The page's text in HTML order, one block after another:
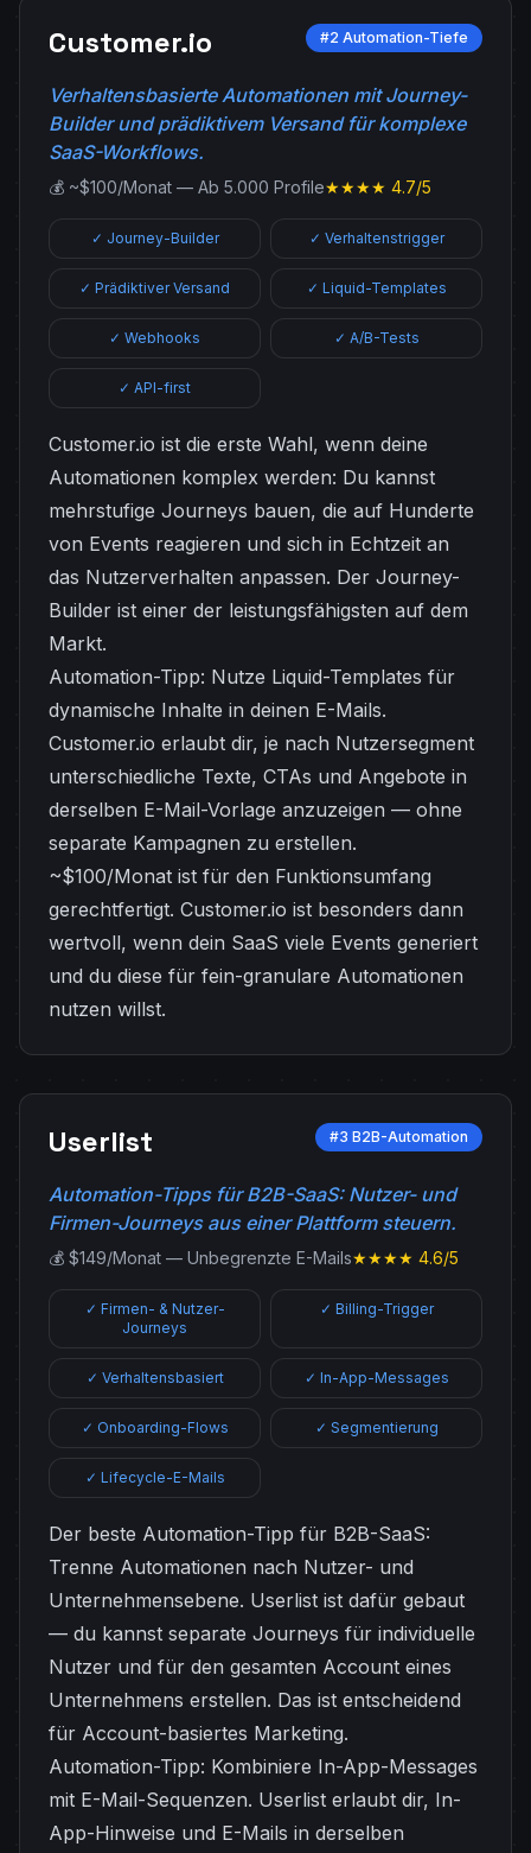
Customer.io #2 Automation-Tiefe
Verhaltensbasierte Automationen mit Journey-
Builder und prädiktivem Versand für komplexe
SaaS-Workflows.
💰 ~$100/Monat — Ab 5.000 Profile★★★★ 4.7/5
✓ Journey-Builder ✓ Verhaltenstrigger
✓ Prädiktiver Versand ✓ Liquid-Templates
✓ Webhooks ✓ A/B-Tests
✓ API-first
Customer.io ist die erste Wahl, wenn deine
Automationen komplex werden: Du kannst
mehrstufige Journeys bauen, die auf Hunderte
von Events reagieren und sich in Echtzeit an
das Nutzerverhalten anpassen. Der Journey-
Builder ist einer der leistungsfähigsten auf dem
Markt.
Automation-Tipp: Nutze Liquid-Templates für
dynamische Inhalte in deinen E-Mails.
Customer.io erlaubt dir, je nach Nutzersegment
unterschiedliche Texte, CTAs und Angebote in
derselben E-Mail-Vorlage anzuzeigen — ohne
separate Kampagnen zu erstellen.
~$100/Monat ist für den Funktionsumfang
gerechtfertigt. Customer.io ist besonders dann
wertvoll, wenn dein SaaS viele Events generiert
und du diese für fein-granulare Automationen
nutzen willst.
Userlist #3 B2B-Automation
Automation-Tipps für B2B-SaaS: Nutzer- und
Firmen-Journeys aus einer Plattform steuern.
💰 $149/Monat — Unbegrenzte E-Mails★★★★ 4.6/5
✓ Firmen- & Nutzer-
Journeys
✓ Billing-Trigger
✓ Verhaltensbasiert ✓ In-App-Messages
✓ Onboarding-Flows ✓ Segmentierung
✓ Lifecycle-E-Mails
Der beste Automation-Tipp für B2B-SaaS:
Trenne Automationen nach Nutzer- und
Unternehmensebene. Userlist ist dafür gebaut
— du kannst separate Journeys für individuelle
Nutzer und für den gesamten Account eines
Unternehmens erstellen. Das ist entscheidend
für Account-basiertes Marketing.
Automation-Tipp: Kombiniere In-App-Messages
mit E-Mail-Sequenzen. Userlist erlaubt dir, In-
App-Hinweise und E-Mails in derselben